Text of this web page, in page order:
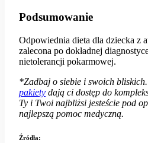
Podsumowanie
Odpowiednia dieta dla dziecka z
zalecona po dokładnej
nietolerancji pokarmowej.
*Zadbaj o siebie i swoich bliskich.
pakiety dają ci dostęp do
Ty i Twoi najbliżsi jesteście pod
najlepszą pomoc medyczną.
Źródła: